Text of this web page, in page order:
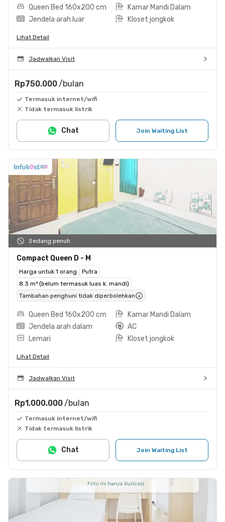
Queen Bed 160x200 cm
Kamar Mandi Dalam
Jendela arah luar
Kloset jongkok
Lihat Detail
Jadwalkan Visit
Rp750.000 /bulan
Termasuk internet/wifi
Tidak termasuk listrik
Join Waiting List
Chat
Sedang penuh
Compact Queen D - M
Harga untuk 1 orang
Putra
8.3 m² (belum termasuk luas k. mandi)
Tambahan penghuni tidak diperbolehkan
Queen Bed 160x200 cm
Kamar Mandi Dalam
Jendela arah dalam
AC
Lemari
Kloset jongkok
Lihat Detail
Jadwalkan Visit
Rp1.000.000 /bulan
Termasuk internet/wifi
Tidak termasuk listrik
Join Waiting List
Chat